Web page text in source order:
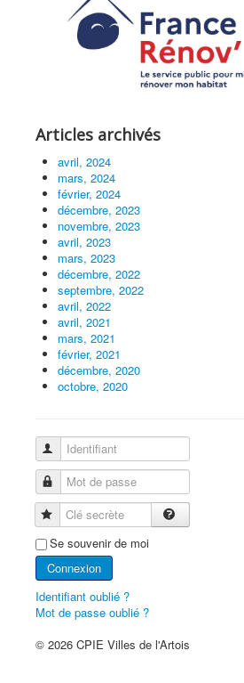
Articles archivés
avril, 2024
mars, 2024
février, 2024
décembre, 2023
novembre, 2023
avril, 2023
mars, 2023
décembre, 2022
septembre, 2022
avril, 2022
avril, 2021
mars, 2021
février, 2021
décembre, 2020
octobre, 2020
Identifiant
Mot de passe
Clé secrète
Se souvenir de moi
Connexion
Identifiant oublié ?
Mot de passe oublié ?
© 2026 CPIE Villes de l'Artois